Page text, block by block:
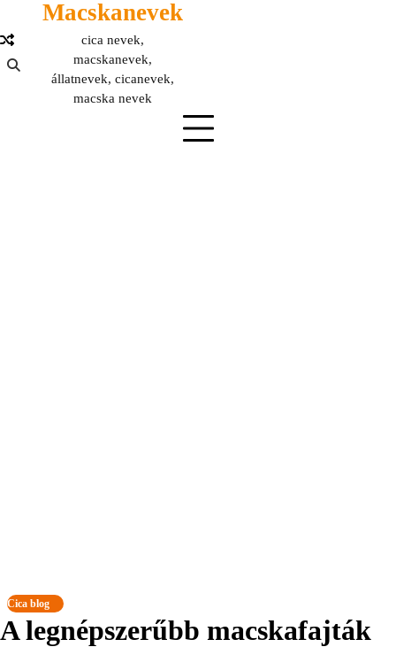
Macskanevek
cica nevek,
macskanevek,
állatnevek, cicanevek,
macska nevek
Cica blog
A legnépszerűbb macskafajták